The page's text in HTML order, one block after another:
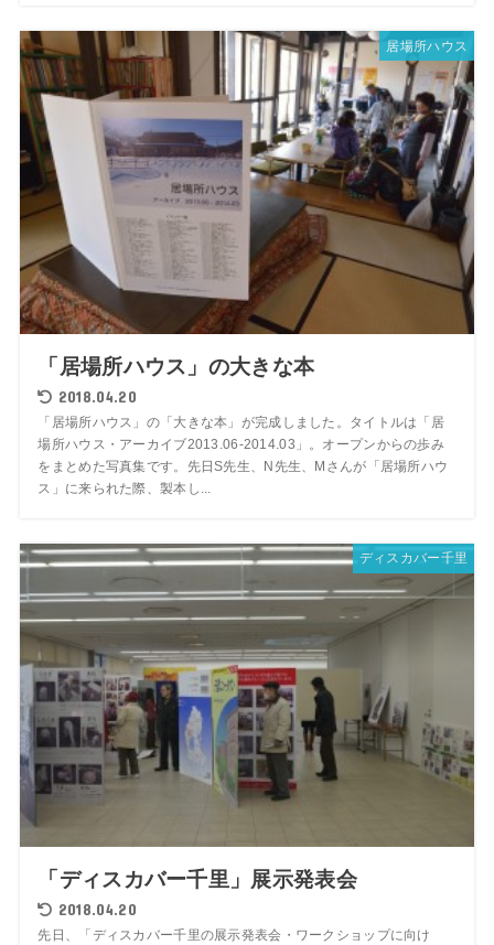
居場所ハウス
「居場所ハウス」の大きな本
2018.04.20
「居場所ハウス」の「大きな本」が完成しました。タイトルは「居
場所ハウス・アーカイブ2013.06-2014.03」。オープンからの歩み
をまとめた写真集です。先日S先生、N先生、Mさんが「居場所ハウ
ス」に来られた際、製本し...
ディスカバー千里
「ディスカバー千里」展示発表会
2018.04.20
先日、「ディスカバー千里の展示発表会・ワークショップに向け